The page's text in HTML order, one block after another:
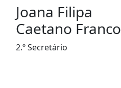
Joana Filipa
Caetano Franco
2.º Secretário